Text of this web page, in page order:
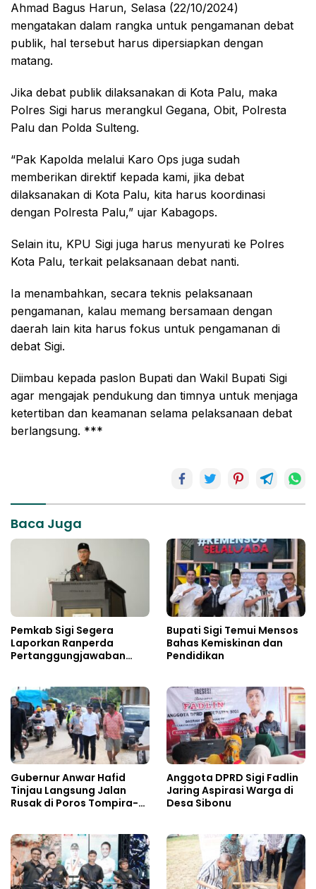
Ahmad Bagus Harun, Selasa (22/10/2024)
mengatakan dalam rangka untuk pengamanan debat
publik, hal tersebut harus dipersiapkan dengan
matang.
Jika debat publik dilaksanakan di Kota Palu, maka
Polres Sigi harus merangkul Gegana, Obit, Polresta
Palu dan Polda Sulteng.
“Pak Kapolda melalui Karo Ops juga sudah
memberikan direktif kepada kami, jika debat
dilaksanakan di Kota Palu, kita harus koordinasi
dengan Polresta Palu,” ujar Kabagops.
Selain itu, KPU Sigi juga harus menyurati ke Polres
Kota Palu, terkait pelaksanaan debat nanti.
Ia menambahkan, secara teknis pelaksanaan
pengamanan, kalau memang bersamaan dengan
daerah lain kita harus fokus untuk pengamanan di
debat Sigi.
Diimbau kepada paslon Bupati dan Wakil Bupati Sigi
agar mengajak pendukung dan timnya untuk menjaga
ketertiban dan keamanan selama pelaksanaan debat
berlangsung. ***
Baca Juga
Pemkab Sigi Segera
Laporkan Ranperda
Pertanggungjawaban
Bupati Sigi Temui Mensos
Bahas Kemiskinan dan
Pendidikan
Gubernur Anwar Hafid
Tinjau Langsung Jalan
Rusak di Poros Tompira-
Anggota DPRD Sigi Fadlin
Jaring Aspirasi Warga di
Desa Sibonu